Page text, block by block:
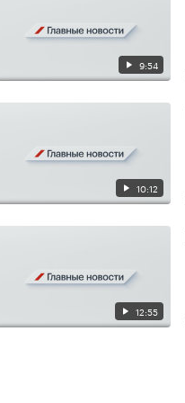
9:54
10:12
12:55